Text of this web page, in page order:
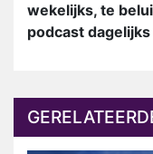
wekelijks, te
podcast